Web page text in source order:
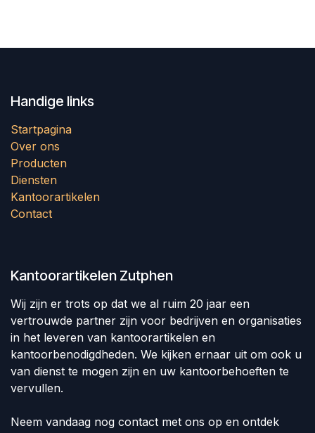
Handige links
Startpagina
Over ons
Producten
Diensten
Kantoorartikelen
Contact
Kantoorartikelen Zutphen
Wij zijn er trots op dat we al ruim 20 jaar een
vertrouwde partner zijn voor bedrijven en organisaties
in het leveren van kantoorartikelen en
kantoorbenodigdheden. We kijken ernaar uit om ook u
van dienst te mogen zijn en uw kantoorbehoeften te
vervullen.
Neem vandaag nog contact met ons op en ontdek